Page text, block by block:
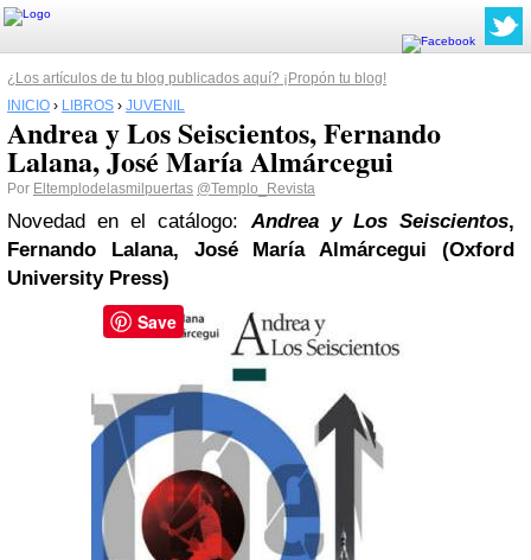
¿Los artículos de tu blog publicados aquí? ¡Propón tu blog!
INICIO › LIBROS › JUVENIL
Andrea y Los Seiscientos, Fernando
Lalana, José María Almárcegui
Por Eltemplodelasmilpuertas @Templo_Revista
Novedad en el catálogo:Andrea y Los Seiscientos,
Fernando Lalana, José María Almárcegui (Oxford
University Press)
Save